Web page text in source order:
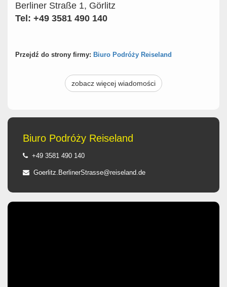
Berliner Straße 1, Görlitz
Tel: +49 3581 490 140
Przejdź do strony firmy: Biuro Podróży Reiseland
zobacz więcej wiadomości
Biuro Podróży Reiseland
+49 3581 490 140
Goerlitz.BerlinerStrasse@reiseland.de